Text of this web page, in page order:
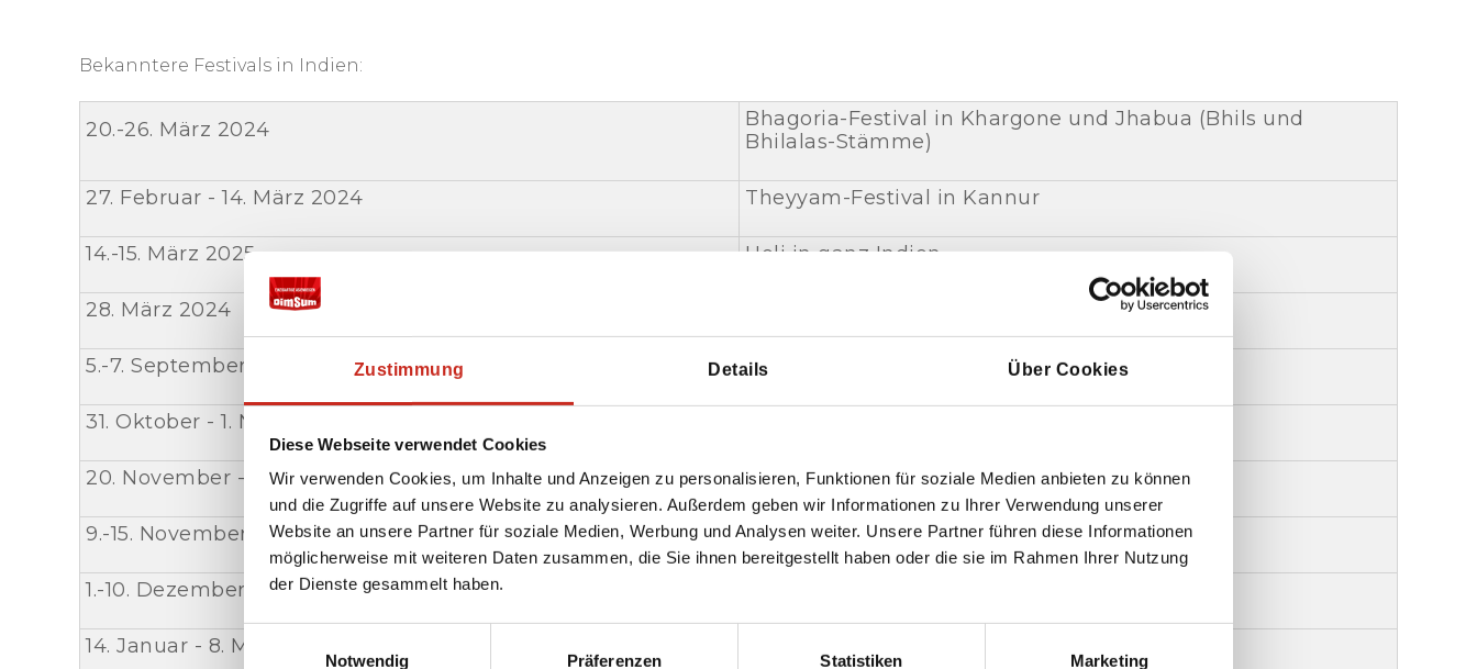
Zustimmung Details Über Cookies
Diese Webseite verwendet Cookies
Wir verwenden Cookies, um Inhalte und Anzeigen zu personalisieren, Funktionen für soziale Medien anbieten zu können
und die Zugriffe auf unsere Website zu analysieren. Außerdem geben wir Informationen zu Ihrer Verwendung unserer
Website an unsere Partner für soziale Medien, Werbung und Analysen weiter. Unsere Partner führen diese Informationen
möglicherweise mit weiteren Daten zusammen, die Sie ihnen bereitgestellt haben oder die sie im Rahmen Ihrer Nutzung
der Dienste gesammelt haben.
Einwilligungsauswahl
Notwendig
Präferenzen Statistiken Marketing
Bekanntere Festivals in Indien:
20.-26. März 2024
Bhagoria-Festival in Khargone und Jhabua (Bhils und
Bhilalas-Stämme)
27. Februar - 14. März 2024 Theyyam-Festival in Kannur
14.-15. März 2025 Holi in ganz Indien
28. März 2024
5.-7. September 2024 Tarnetar-Festival in Wankaner
31. Oktober - 1. November 2024
20. November - 5. Dezember 2024 Sonepur-Festival in Sonepur
9.-15. November 2024 Pushkar-Kamelmesse in Pushkar
1.-10. Dezember 2025
14. Januar - 8. März 2024